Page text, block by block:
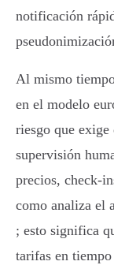
notificación
Al mismo
en el modelo
riesgo que
supervisión
precios,
como analiza el
; esto significa
tarifas en